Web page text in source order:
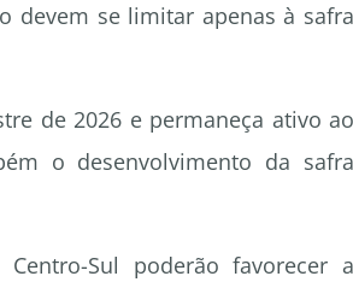
devem se limitar apenas à safra
de 2026 e permaneça ativo ao
o desenvolvimento da safra
Sul poderão favorecer a